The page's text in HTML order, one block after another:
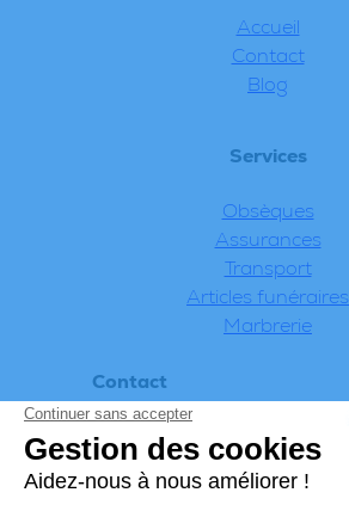
Accueil
Contact
Blog
Services
Obsèques
Assurances
Transport
Articles funéraires
Marbrerie
Contact
Appeler 24h/24 – 7j/7